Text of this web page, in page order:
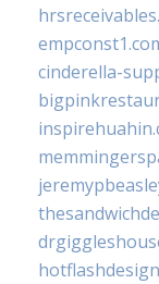
cinderella-